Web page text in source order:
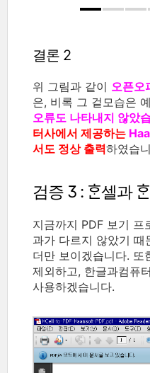
결론 2
위 그림과 같이 오픈오
은, 비록 그 겉모습은
오류도 나타내지 않았
터사에서 제공하는
서도 정상 출력하였습
검증 3 : ᄒᆞᆫ셀과
지금까지 PDF 보기 프
과가 다르지 않았기 때
더만 보이겠습니다. 또
제외하고, 한글과컴퓨
사용하겠습니다.